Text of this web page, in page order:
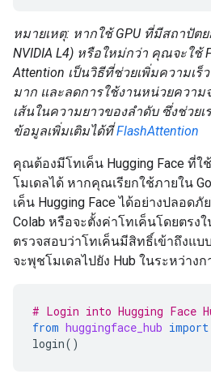
หมายเหตุ: หากใช้ GPU ที่มีสถาปัต
NVIDIA L4) หรือใหม่กว่า คุณจะใช้
Attention เป็นวิธีที่ช่วยเพิ่มความเ
มาก และลดการใช้งานหน่วยความ
เส้นในความยาวของลำดับ ซึ่งช่วยเ
ข้อมูลเพิ่มเติมได้ที่FlashAttention
คุณต้องมีโทเค็น Hugging Face ที่ใ
โมเดลได้ หากคุณเรียกใช้ภายใน
เค็น Hugging Face ได้อย่างปลอด
Colab หรือจะตั้งค่าโทเค็นโดยตรง
ตรวจสอบว่าโทเค็นมีสิทธิ์เข้าถึงแบ
จะพุชโมเดลไปยัง Hub ในระหว่างก
# Login into Hugging Face
from huggingface_hub import
login()